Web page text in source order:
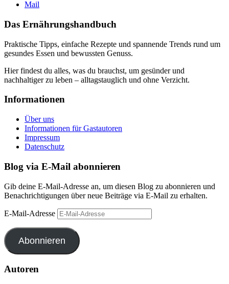
Mail
Das Ernährungshandbuch
Praktische Tipps, einfache Rezepte und spannende Trends rund um
gesundes Essen und bewussten Genuss.
Hier findest du alles, was du brauchst, um gesünder und
nachhaltiger zu leben – alltagstauglich und ohne Verzicht.
Informationen
Über uns
Informationen für Gastautoren
Impressum
Datenschutz
Blog via E-Mail abonnieren
Gib deine E-Mail-Adresse an, um diesen Blog zu abonnieren und
Benachrichtigungen über neue Beiträge via E-Mail zu erhalten.
E-Mail-Adresse
Abonnieren
Autoren